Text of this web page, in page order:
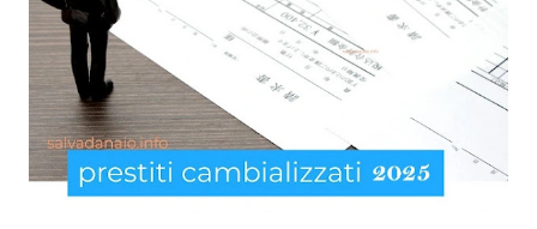
sapesse, tutto è gestito e determinato in base alle norme
imposte con la nuova legge di aiuto e sostegno per le
famiglie italiane. Ricordo che le domande potranno essere
presentate da tutti i cittadini italiani, cittadini comunitari e
anche extracom...